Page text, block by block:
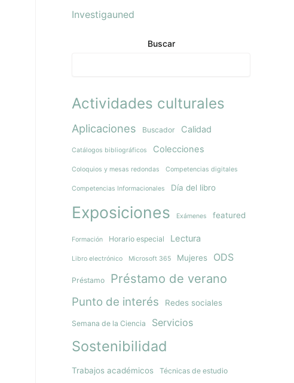
Investigauned
Buscar
Actividades culturales
Aplicaciones Buscador Calidad
Catálogos bibliográficos Colecciones
Coloquios y mesas redondas Competencias digitales
Competencias Informacionales Día del libro
Exposiciones Exámenes featured
Formación Horario especial Lectura
Libro electrónico Microsoft 365 Mujeres ODS
Préstamo Préstamo de verano
Punto de interés Redes sociales
Semana de la Ciencia Servicios
Sostenibilidad
Trabajos académicos Técnicas de estudio